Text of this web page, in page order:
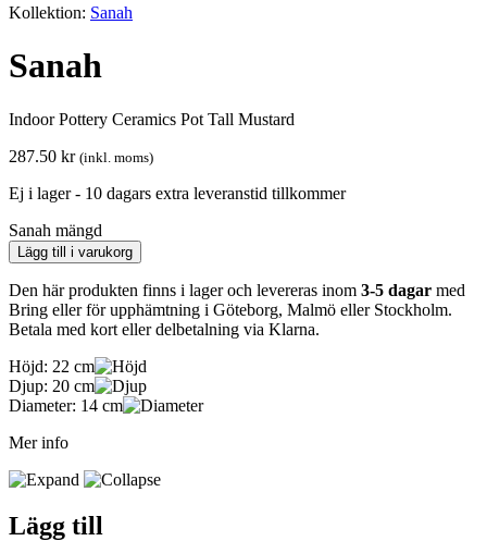
Kollektion: Sanah
Sanah
Indoor Pottery Ceramics Pot Tall Mustard
287.50 kr (inkl. moms)
Ej i lager - 10 dagars extra leveranstid tillkommer
Sanah mängd
Lägg till i varukorg
Den här produkten finns i lager och levereras inom 3-5 dagar med
Bring eller för upphämtning i Göteborg, Malmö eller Stockholm.
Betala med kort eller delbetalning via Klarna.
Höjd: 22 cm
Djup: 20 cm
Diameter: 14 cm
Mer info
Lägg till